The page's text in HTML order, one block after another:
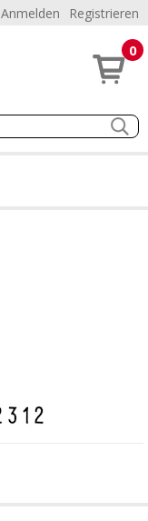
Anmelden Registrieren
0